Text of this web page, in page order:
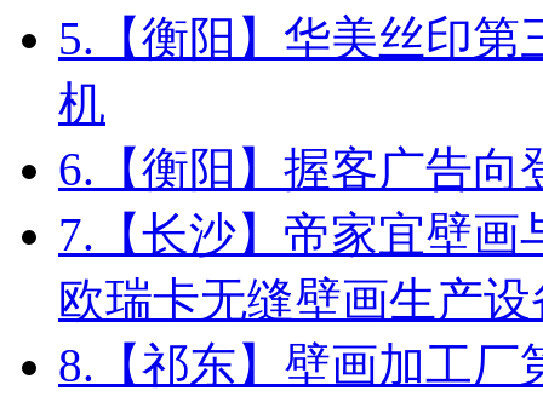
5. 【衡阳】华美丝印
机
6. 【衡阳】握客广告
7. 【长沙】帝家宜壁
欧瑞卡无缝壁画生产设
8. 【祁东】壁画加工